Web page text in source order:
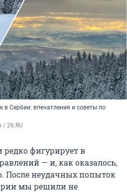
Сербии: впечатления и советы по
/ 26.RU
фигурирует в
— и, как оказалось,
После неудачных попыток
мы решили не